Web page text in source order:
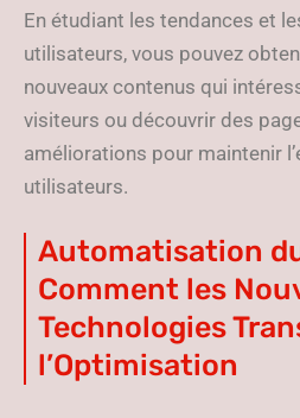
En étudiant les tendances et
utilisateurs, vous pouvez
nouveaux contenus qui
visiteurs ou découvrir des
améliorations pour maintenir
utilisateurs.
Automatisation
Comment les
Technologies
l’Optimisation